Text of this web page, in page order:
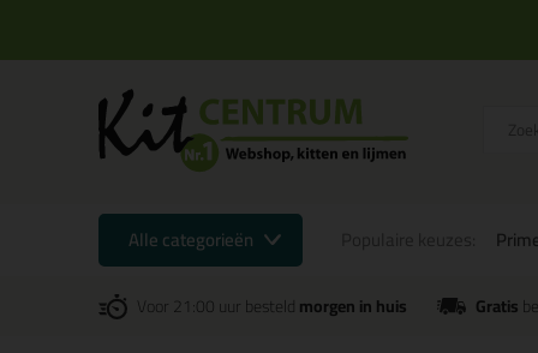
Alle categorieën
Voor 21:00 uur besteldmorgen in huis Gratis